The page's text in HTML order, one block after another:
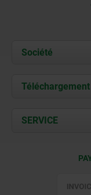
Société
À propos de
Contact
Téléchargement
Documents
SERVICE